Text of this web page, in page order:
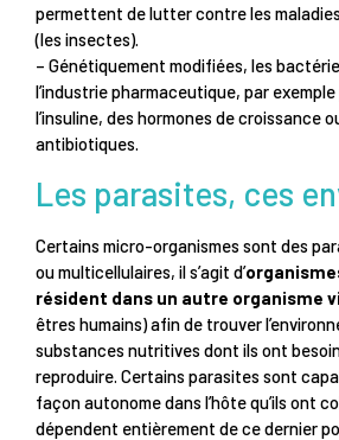
permettent de lutter contre les
(les insectes).
– Génétiquement modifiées, les
l’industrie pharmaceutique, par
l’insuline, des hormones de croissance
antibiotiques.
Les parasites, ces
Certains micro-organismes sont des
ou multicellulaires, il s’agit d’
résident dans un autre organisme
êtres humains) afin de trouver
substances nutritives dont ils ont
reproduire. Certains parasites sont
façon autonome dans l’hôte qu’ils ont
dépendent entièrement de ce dernier